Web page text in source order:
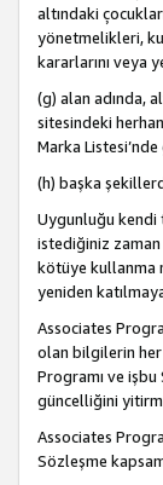
altındaki
yönetmelikleri,
kararlarını
(g) alan adında,
sitesindeki
Marka
(h) başka
Uygunluğu kendi
istediğiniz
kötüye kullanma
yeniden
Associates
olan bilgilerin her
Programı ve
güncelliğini
Associates
Sözleşme